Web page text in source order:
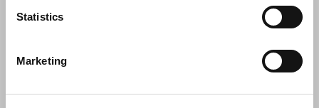
Statistics
Marketing